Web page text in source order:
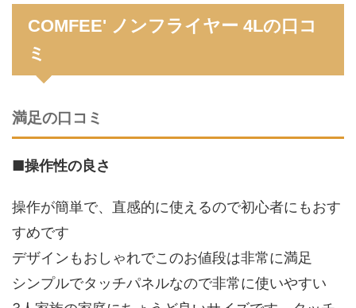
COMFEE' ノンフライヤー 4Lの口コ
ミ
満足の口コミ
■操作性の良さ
操作が簡単で、直感的に使えるので初心者にもおす
すめです
デザインもおしゃれでこのお値段は非常に満足
シンプルでタッチパネルなので非常に使いやすい